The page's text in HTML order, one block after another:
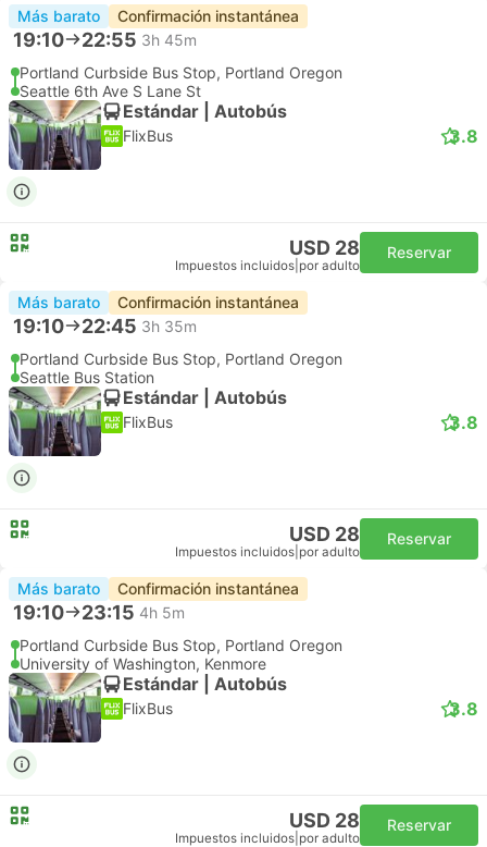
Más barato Confirmación instantánea
19:10 22:55 3h 45m
Portland Curbside Bus Stop, Portland Oregon
Seattle 6th Ave S Lane St
Estándar | Autobús
FlixBus 3.8
USD 28
Impuestos incluidos por adulto
Reservar
Más barato Confirmación instantánea
19:10 22:45 3h 35m
Portland Curbside Bus Stop, Portland Oregon
Seattle Bus Station
Estándar | Autobús
FlixBus 3.8
USD 28
Impuestos incluidos por adulto
Reservar
Más barato Confirmación instantánea
19:10 23:15 4h 5m
Portland Curbside Bus Stop, Portland Oregon
University of Washington, Kenmore
Estándar | Autobús
FlixBus 3.8
USD 28
Impuestos incluidos por adulto
Reservar